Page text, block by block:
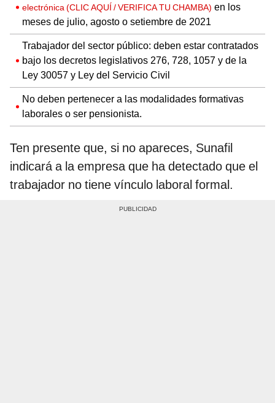
electrónica (CLIC AQUÍ / VERIFICA TU CHAMBA) en los
meses de julio, agosto o setiembre de 2021
Trabajador del sector público: deben estar contratados
bajo los decretos legislativos 276, 728, 1057 y de la
Ley 30057 y Ley del Servicio Civil
No deben pertenecer a las modalidades formativas
laborales o ser pensionista.
Ten presente que, si no apareces, Sunafil
indicará a la empresa que ha detectado que el
trabajador no tiene vínculo laboral formal.